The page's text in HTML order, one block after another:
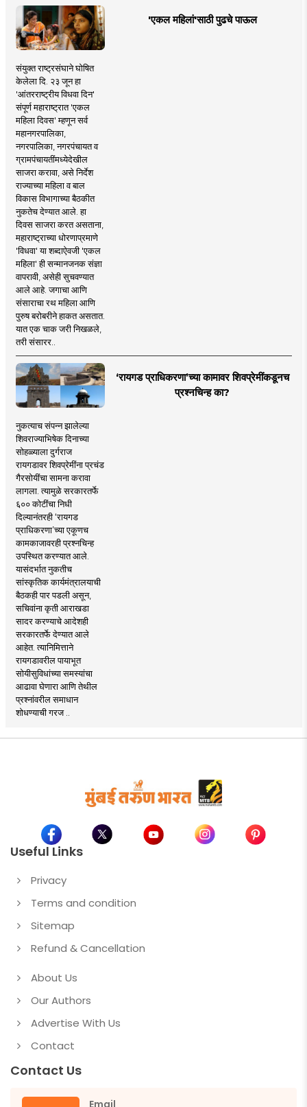
'एकल महिलां'साठी पुढचे पाऊल
संयुक्त राष्ट्रसंघाने घोषित
केलेला दि. २३ जून हा
'आंतरराष्ट्रीय विधवा दिन'
संपूर्ण महाराष्ट्रात 'एकल
महिला दिवस' म्हणून सर्व
महानगरपालिका,
नगरपालिका, नगरपंचायत व
ग्रामपंचायतींमध्येदेखील
साजरा करावा, असे निर्देश
राज्याच्या महिला व बाल
विकास विभागाच्या बैठकीत
नुकतेच देण्यात आले. हा
दिवस साजरा करत असताना,
महाराष्ट्राच्या धोरणाप्रमाणे
'विधवा' या शब्दाऐवजी 'एकल
महिला' ही सन्मानजनक संज्ञा
वापरावी, असेही सुचवण्यात
आले आहे. जगाचा आणि
संसाराचा रथ महिला आणि
पुरुष बरोबरीने हाकत असतात.
यात एक चाक जरी निखळले,
तरी संसारर..
‘रायगड प्राधिकरणा’च्या कामावर शिवप्रेमींकडूनच
प्रश्नचिन्ह का?
नुकत्याच संपन्न झालेल्या
शिवराज्याभिषेक दिनाच्या
सोहळ्याला दुर्गराज
रायगडावर शिवप्रेमींना प्रचंड
गैरसोयींचा सामना करावा
लागला. त्यामुळे सरकारतर्फे
६०० कोटींचा निधी
दिल्यानंतरही ‘रायगड
प्राधिकरणा’च्या एकूणच
कामकाजावरही प्रश्नचिन्ह
उपस्थित करण्यात आले.
यासंदर्भात नुकतीच
सांस्कृतिक कार्यमंत्रालयाची
बैठकही पार पडली असून,
सचिवांना कृती आराखडा
सादर करण्याचे आदेशही
सरकारतर्फे देण्यात आले
आहेत. त्यानिमित्ताने
रायगडावरील पायाभूत
सोयीसुविधांच्या समस्यांचा
आढावा घेणारा आणि तेथील
प्रश्नांवरील समाधान
शोधण्याची गरज ..
Useful Links
Privacy
Terms and condition
Sitemap
Refund & Cancellation
About Us
Our Authors
Advertise With Us
Contact
Contact Us
Email